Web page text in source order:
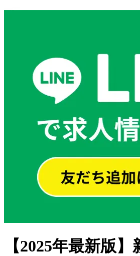
【2025年最新版